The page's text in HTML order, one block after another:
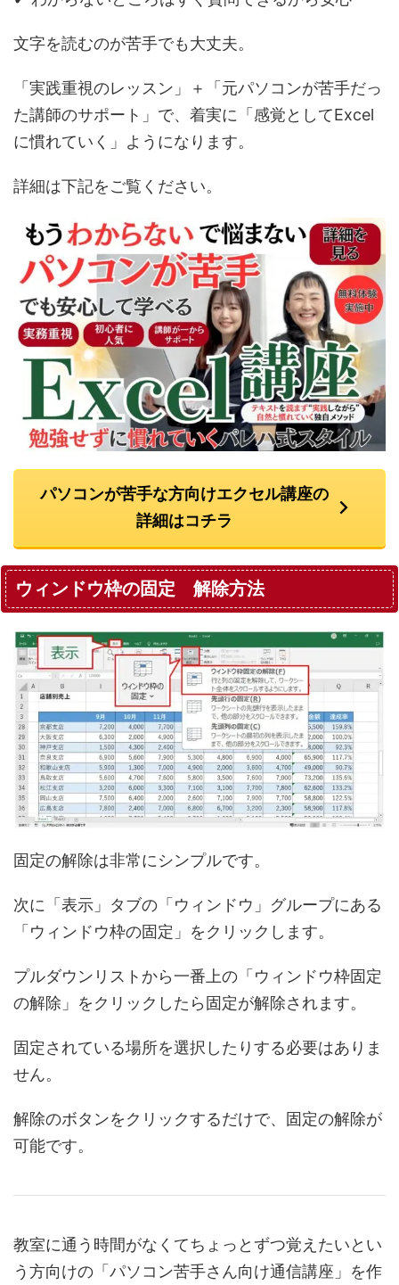
文字を読むのが苦手でも大丈夫。
「実践重視のレッスン」＋「元パソコンが苦手だっ
た講師のサポート」で、着実に「感覚としてExcel
に慣れていく」ようになります。
詳細は下記をご覧ください。
パソコンが苦手な方向けエクセル講座の
詳細はコチラ
ウィンドウ枠の固定 解除方法
固定の解除は非常にシンプルです。
次に「表示」タブの「ウィンドウ」グループにある
「ウィンドウ枠の固定」をクリックします。
プルダウンリストから一番上の「ウィンドウ枠固定
の解除」をクリックしたら固定が解除されます。
固定されている場所を選択したりする必要はありま
せん。
解除のボタンをクリックするだけで、固定の解除が
可能です。
教室に通う時間がなくてちょっとずつ覚えたいとい
う方向けの「パソコン苦手さん向け通信講座」を作